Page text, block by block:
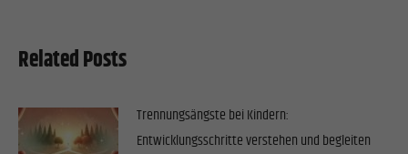
Related Posts
Trennungsängste bei Kindern:
Entwicklungsschritte verstehen und begleiten